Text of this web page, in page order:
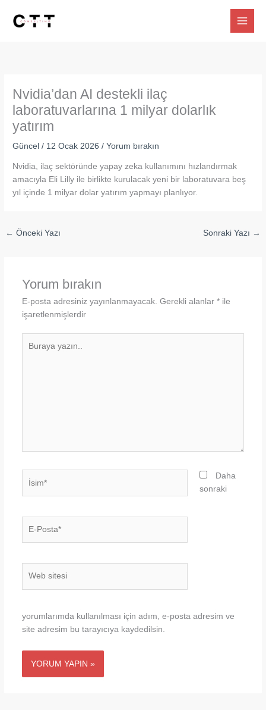
Nvidia’dan AI destekli ilaç
laboratuvarlarına 1 milyar dolarlık
yatırım
Güncel / 12 Ocak 2026/Yorum bırakın
Nvidia, ilaç sektöründe yapay zeka kullanımını hızlandırmak
amacıyla Eli Lilly ile birlikte kurulacak yeni bir laboratuvara beş
yıl içinde 1 milyar dolar yatırım yapmayı planlıyor.
← Önceki Yazı Sonraki Yazı →
Yorum bırakın
E-posta adresiniz yayınlanmayacak. Gerekli alanlar *ile
işaretlenmişlerdir
Posta*
Daha
sonraki
yorumlarımda kullanılması için adım, e-posta adresim ve
site adresim bu tarayıcıya kaydedilsin.